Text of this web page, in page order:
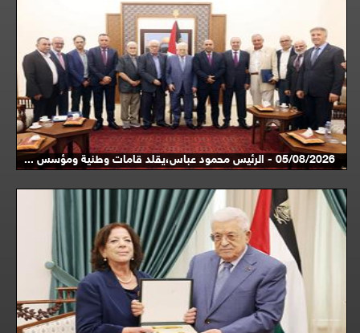
05/08/2026 - الرئيس محمود عباس،يقلد قامات وطنية ومؤسس ...